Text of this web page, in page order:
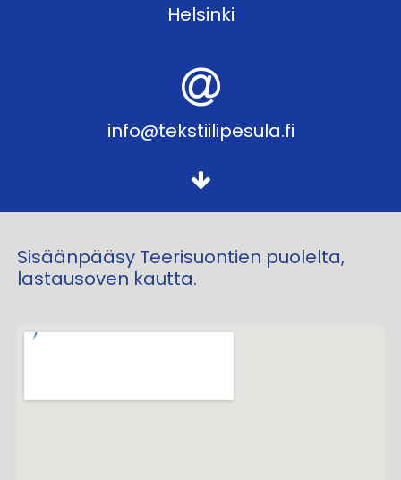
Helsinki
info@tekstiilipesula.fi
Sisäänpääsy Teerisuontien puolelta,
lastausoven kautta.